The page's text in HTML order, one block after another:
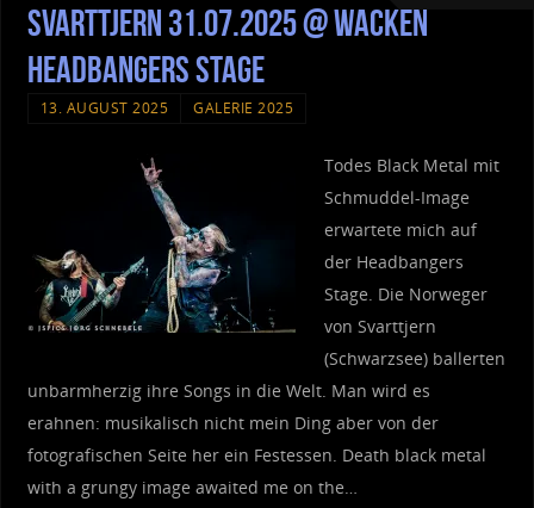
Svarttjern 31.07.2025 @ Wacken
Headbangers Stage
13. AUGUST 2025 GALERIE 2025
Todes Black Metal mit
Schmuddel-Image
erwartete mich auf
der Headbangers
Stage. Die Norweger
von Svarttjern
(Schwarzsee) ballerten
unbarmherzig ihre Songs in die Welt. Man wird es
erahnen: musikalisch nicht mein Ding aber von der
fotografischen Seite her ein Festessen. Death black metal
with a grungy image awaited me on the…